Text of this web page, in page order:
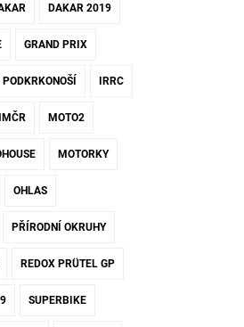
DAKAR 2019
GRAND PRIX
IRRC
MOTO2
MOTORKY
OHLAS
PŘÍRODNÍ OKRUHY
REDOX PRÜTEL GP
SUPERBIKE